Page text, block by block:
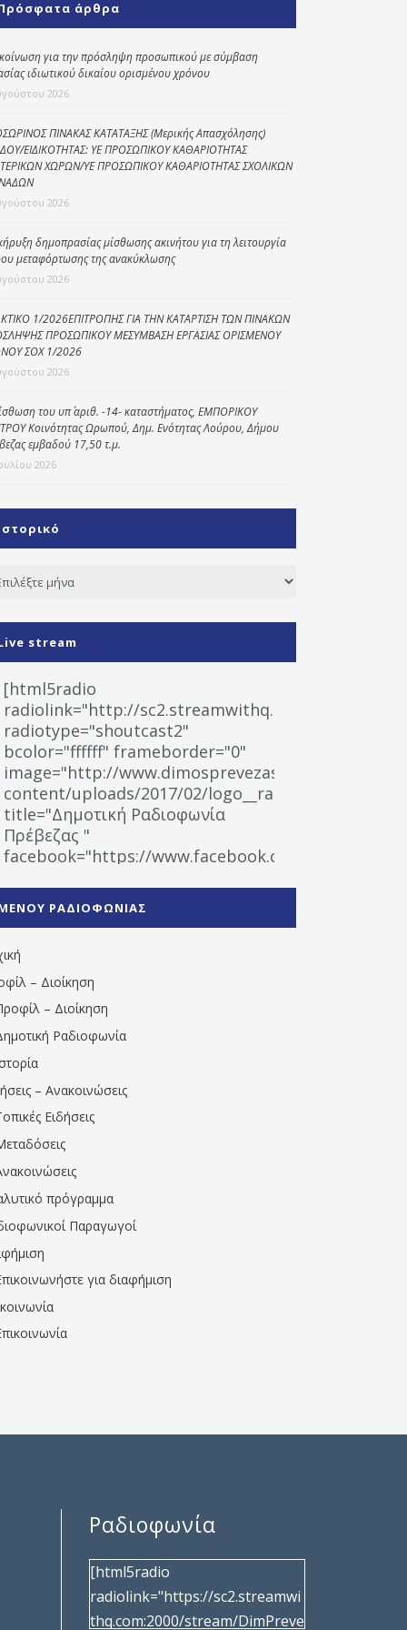
Kοινωνικό
φαρμακείο
Πρόγραμμα
“Βοήθεια στο σπίτι”
Κέντρο Ημερήσιας
Φροντίδας
άρθρα
για την πρόσληψη προσωπικού με σύμβαση
ιδιωτικού δικαίου ορισμένου χρόνου
2026
ΠΙΝΑΚΑΣ ΚΑΤΑΤΑΞΗΣ (Μερικής Απασχόλησης)
ΕΙΔΙΚΟΤΗΤΑΣ: ΥΕ ΠΡΟΣΩΠΙΚΟΥ ΚΑΘΑΡΙΟΤΗΤΑΣ
ΧΩΡΩΝ/ΥΕ ΠΡΟΣΩΠΙΚΟΥ ΚΑΘΑΡΙΟΤΗΤΑΣ ΣΧΟΛΙΚΩΝ
2026
δημοπρασίας μίσθωσης ακινήτου για τη λειτουργία
μεταφόρτωσης της ανακύκλωσης
2026
1/2026ΕΠΙΤΡΟΠΗΣ ΓΙΑ ΤΗΝ ΚΑΤΑΡΤΙΣΗ ΤΩΝ ΠΙΝΑΚΩΝ
ΠΡΟΣΩΠΙΚΟΥ ΜΕΣΥΜΒΑΣΗ ΕΡΓΑΣΙΑΣ ΟΡΙΣΜΕΝΟΥ
ΣΟΧ 1/2026
2026
του υπ΄ αριθ. -14- καταστήματος, ΕΜΠΟΡΙΚΟΥ
Κοινότητας Ωρωπού, Δημ. Ενότητας Λούρου, Δήμου
εμβαδού 17,50 τ.μ.
2026
stream
[html5radio
radiolink="http://sc2.streamwithq.com:8028/
radiotype="shoutcast2"
bcolor="ffffff" frameborder="0"
image="http://www.dimosprevezas.gr/wp-
content/uploads/2017/02/logo__radiofonias.jpg"
title="Δημοτική Ραδιοφωνία
Πρέβεζας "
facebook="https://www.facebook.com/
1531194763766854/" artist="" ]
ΡΑΔΙΟΦΩΝΙΑΣ
– Διοίκηση
– Διοίκηση
Ραδιοφωνία
– Ανακοινώσεις
Ειδήσεις
πρόγραμμα
Παραγωγοί
για διαφήμιση
Ραδιοφωνία
[html5radio
radiolink="https://sc2.streamwi
thq.com:2000/stream/DimPreve